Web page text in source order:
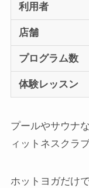
利用者
店舗
プログラム数
体験レッスン
プールやサウナ
ィットネスクラ
ホットヨガだけ